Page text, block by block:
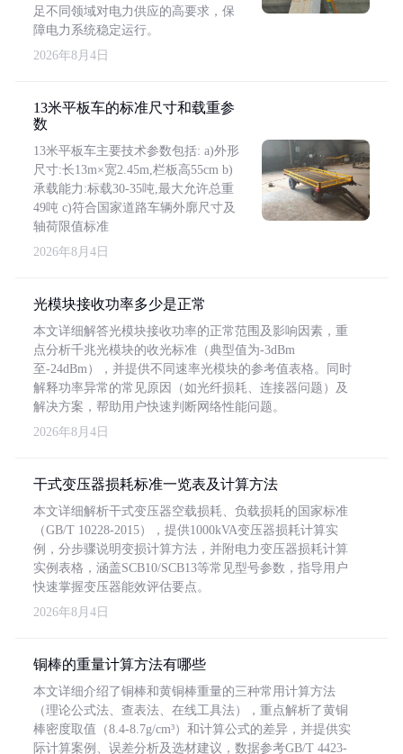
足不同领域对电力供应的高要求，保
障电力系统稳定运行。
2026年8月4日
13米平板车的标准尺寸和载重参
数
13米平板车主要技术参数包括: a)外形
尺寸:长13m×宽2.45m,栏板高55cm b)
承载能力:标载30-35吨,最大允许总重
49吨 c)符合国家道路车辆外廓尺寸及
轴荷限值标准
2026年8月4日
光模块接收功率多少是正常
本文详细解答光模块接收功率的正常范围及影响因素，重
点分析千兆光模块的收光标准（典型值为-3dBm
至-24dBm），并提供不同速率光模块的参考值表格。同时
解释功率异常的常见原因（如光纤损耗、连接器问题）及
解决方案，帮助用户快速判断网络性能问题。
2026年8月4日
干式变压器损耗标准一览表及计算方法
本文详细解析干式变压器空载损耗、负载损耗的国家标准
（GB/T 10228-2015），提供1000kVA变压器损耗计算实
例，分步骤说明变损计算方法，并附电力变压器损耗计算
实例表格，涵盖SCB10/SCB13等常见型号参数，指导用户
快速掌握变压器能效评估要点。
2026年8月4日
铜棒的重量计算方法有哪些
本文详细介绍了铜棒和黄铜棒重量的三种常用计算方法
（理论公式法、查表法、在线工具法），重点解析了黄铜
棒密度取值（8.4-8.7g/cm³）和计算公式的差异，并提供实
际计算案例、误差分析及选材建议，数据参考GB/T 4423-